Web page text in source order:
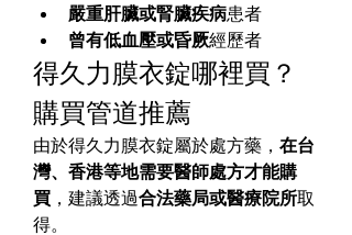
嚴重肝臟或腎臟疾病患者
曾有低血壓或昏厥經歷者
得久力膜衣錠哪裡買？
購買管道推薦
由於得久力膜衣錠屬於處方藥， 在台
灣、香港等地需要醫師處方才能購
買 ，建議透過合法藥局或醫療院所取
得。